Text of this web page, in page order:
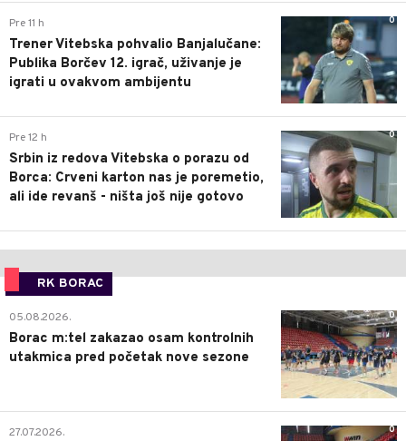
0
Pre 11 h
Trener Vitebska pohvalio Banjalučane:
Publika Borčev 12. igrač, uživanje je
igrati u ovakvom ambijentu
0
Pre 12 h
Srbin iz redova Vitebska o porazu od
Borca: Crveni karton nas je poremetio,
ali ide revanš - ništa još nije gotovo
RK BORAC
0
05.08.2026.
Borac m:tel zakazao osam kontrolnih
utakmica pred početak nove sezone
0
27.07.2026.